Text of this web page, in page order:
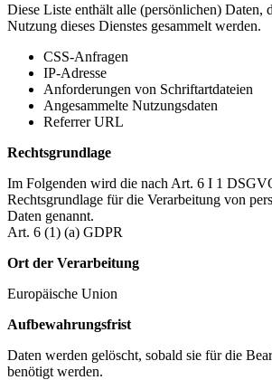
Diese Liste enthält alle (persönlichen) Daten,
Nutzung dieses Dienstes gesammelt werden.
CSS-Anfragen
IP-Adresse
Anforderungen von Schriftartdateien
Angesammelte Nutzungsdaten
Referrer URL
Rechtsgrundlage
Im Folgenden wird die nach Art. 6 I 1
Rechtsgrundlage für die Verarbeitung von
Daten genannt.
Art. 6 (1) (a) GDPR
Ort der Verarbeitung
Europäische Union
Aufbewahrungsfrist
Daten werden gelöscht, sobald sie für die
benötigt werden.